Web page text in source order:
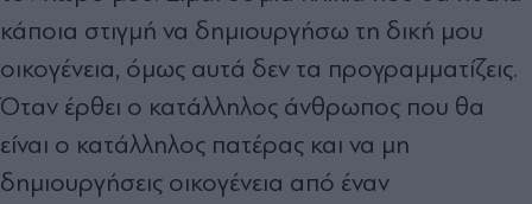
κάποια στιγμή να δημιουργήσω τη δική μου
οικογένεια, όμως αυτά δεν τα προγραμματίζεις.
Όταν έρθει ο κατάλληλος άνθρωπος που θα
είναι ο κατάλληλος πατέρας και να μη
δημιουργήσεις οικογένεια από έναν